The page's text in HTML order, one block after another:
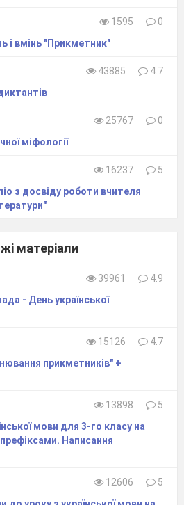
1595
0
і вмінь "Прикметник"
43885
4.7
25767
0
міфології
16237
5
з досвіду роботи вчителя
матеріали
39961
4.9
- День української
15126
4.7
прикметників" +
13898
5
мови для 3-го класу на
Написання
12606
5